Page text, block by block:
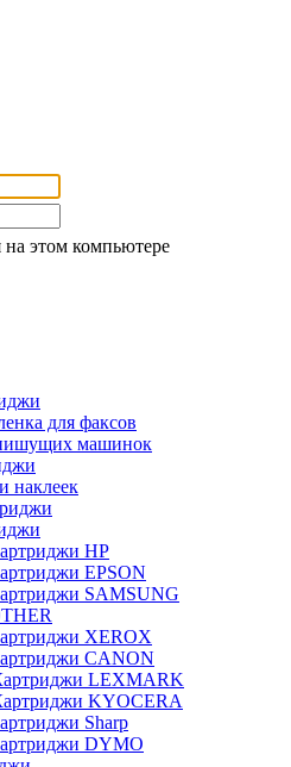
этом компьютере
для факсов
машинок
наклеек
HP
EPSON
SAMSUNG
XEROX
CANON
LEXMARK
KYOCERA
Sharp
DYMO